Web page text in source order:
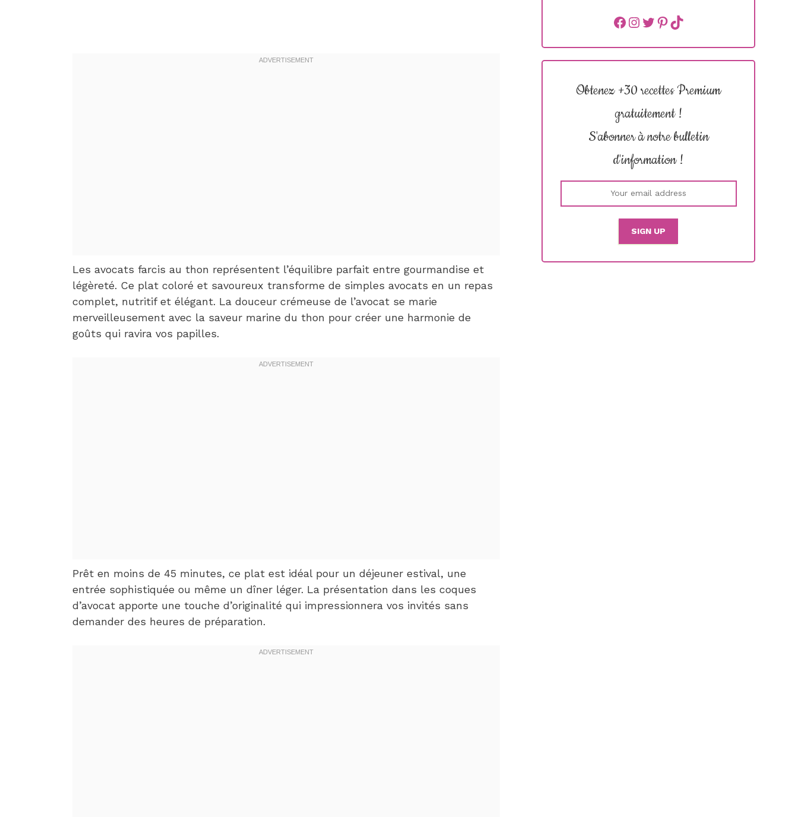
Les avocats farcis au thon représentent l’équilibre parfait entre gourmandise et
légèreté. Ce plat coloré et savoureux transforme de simples avocats en un repas
complet, nutritif et élégant. La douceur crémeuse de l’avocat se marie
merveilleusement avec la saveur marine du thon pour créer une harmonie de
goûts qui ravira vos papilles.
Prêt en moins de 45 minutes, ce plat est idéal pour un déjeuner estival, une
entrée sophistiquée ou même un dîner léger. La présentation dans les coques
d’avocat apporte une touche d’originalité qui impressionnera vos invités sans
demander des heures de préparation.
Facebook
instagram
Twitter
Pinterest
TikTok
Obtenez +30 recettes Premium
gratuitement !
S'abonner à notre bulletin
d'information !